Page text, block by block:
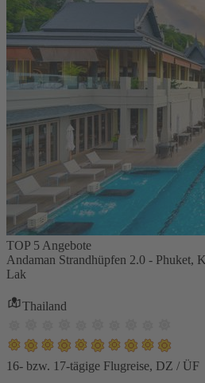
TOP 5 Angebote
Andaman Strandhüpfen 2.0 - Phuket,
Lak
Thailand
16- bzw. 17-tägige Flugreise, DZ / ÜF